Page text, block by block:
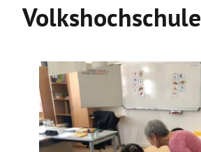
Volkshochschule